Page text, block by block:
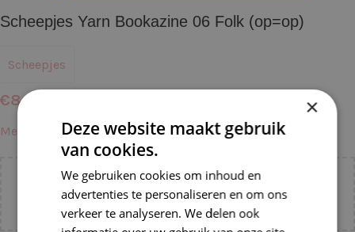
Scheepjes Yarn Bookazine 06 Folk (op=op)
Scheepjes
€8,95
Meer informatie →
Voeg nog€ 55,00toe voorgratis verzending binnen
×
Deze website maakt gebruik
van cookies.
We gebruiken cookies om inhoud en
advertenties te personaliseren en om ons
verkeer te analyseren. We delen ook